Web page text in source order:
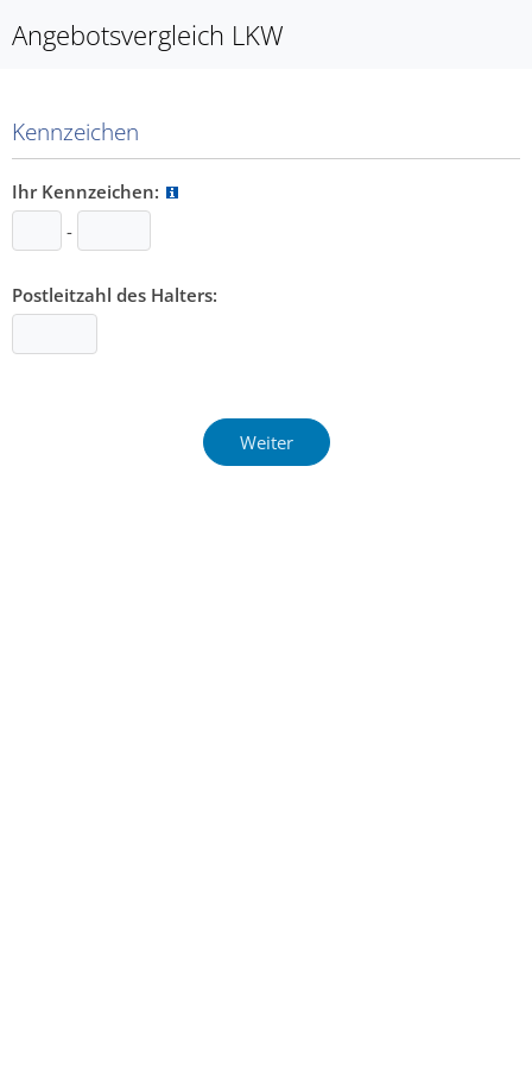
Angebotsvergleich LKW
Kennzeichen
Ihr Kennzeichen:
-
Postleitzahl des Halters: